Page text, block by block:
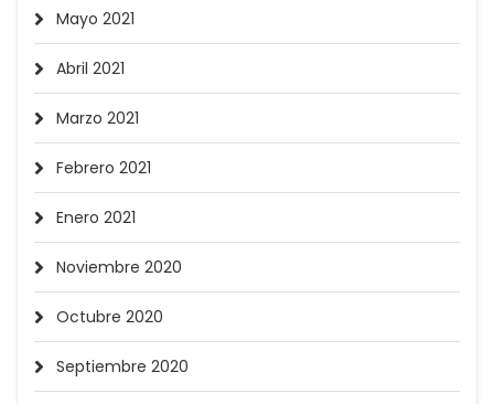
Mayo 2021
Abril 2021
Marzo 2021
Febrero 2021
Enero 2021
Noviembre 2020
Octubre 2020
Septiembre 2020